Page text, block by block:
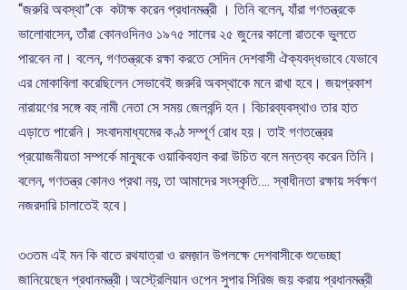
“জরুরি অবস্থা”কে কটাক্ষ করেন প্রধানমন্ত্রী । তিনি বলেন, যাঁরা গণতন্ত্রকে
ভালোবাসেন, তাঁরা কোনওদিনও ১৯৭৫ সালের ২৫ জুনের কালো রাতকে ভুলতে
পারবেন না। বলেন, গণতন্ত্রকে রক্ষা করতে সেদিন দেশবাসী ঐক্যবদ্ধভাবে যেভাবে
এর মোকাবিলা করেছিলেন সেভাবেই জরুরি অবস্থাকে মনে রাখা হবে। জয়প্রকাশ
নারায়ণের সঙ্গে বহু নামী নেতা সে সময় জেলবন্দি হন। বিচারব্যবস্থাও তার হাত
এড়াতে পারেনি। সংবাদমাধ্যমের কণ্ঠ সম্পূর্ণ রোধ হয়। তাই গণতন্ত্রের
প্রয়োজনীয়তা সম্পর্কে মানুষকে ওয়াকিবহাল করা উচিত বলে মন্তব্য করেন তিনি।
বলেন, গণতন্ত্র কোনও প্রথা নয়, তা আমাদের সংস্কৃতি…. স্বাধীনতা রক্ষায় সর্বক্ষণ
নজরদারি চালাতেই হবে।
৩৩তম এই মন কি বাতে রথযাত্রা ও রমজ়ান উপলক্ষে দেশবাসীকে শুভেচ্ছা
জানিয়েছেন প্রধানমন্ত্রী।অস্ট্রেলিয়ান ওপেন সুপার সিরিজ জয় করায় প্রধানমন্ত্রী